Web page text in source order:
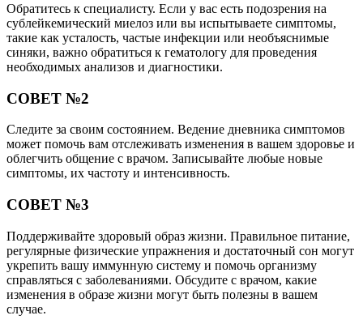
Обратитесь к специалисту. Если у вас есть подозрения на
сублейкемический миелоз или вы испытываете симптомы,
такие как усталость, частые инфекции или необъяснимые
синяки, важно обратиться к гематологу для проведения
необходимых анализов и диагностики.
СОВЕТ №2
Следите за своим состоянием. Ведение дневника симптомов
может помочь вам отслеживать изменения в вашем здоровье и
облегчить общение с врачом. Записывайте любые новые
симптомы, их частоту и интенсивность.
СОВЕТ №3
Поддерживайте здоровый образ жизни. Правильное питание,
регулярные физические упражнения и достаточный сон могут
укрепить вашу иммунную систему и помочь организму
справляться с заболеваниями. Обсудите с врачом, какие
изменения в образе жизни могут быть полезны в вашем
случае.